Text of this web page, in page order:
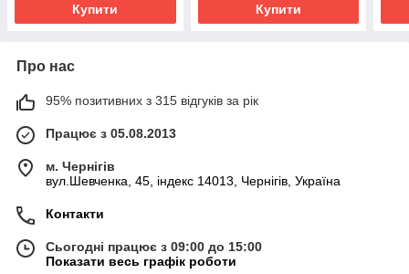
Купити Купити
Про нас
95% позитивних з 315 відгуків за рік
Працює з 05.08.2013
м. Чернігів
вул.Шевченка, 45, індекс 14013, Чернігів, Україна
Контакти
Сьогодні працює з 09:00 до 15:00
Показати весь графік роботи